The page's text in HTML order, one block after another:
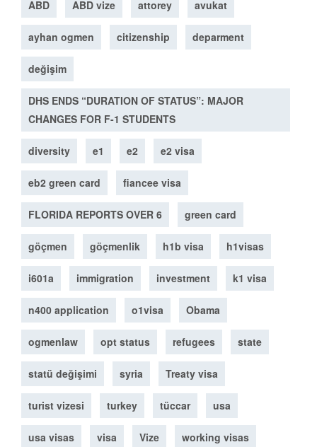
ABD ABD vize attorey avukat
ayhan ogmen citizenship deparment
değişim
DHS ENDS “DURATION OF STATUS”: MAJOR
CHANGES FOR F-1 STUDENTS
diversity e1 e2 e2 visa
eb2 green card fiancee visa
FLORIDA REPORTS OVER 6 green card
göçmen göçmenlik h1b visa h1visas
i601a immigration investment k1 visa
n400 application o1visa Obama
ogmenlaw opt status refugees state
statü değişimi syria Treaty visa
turist vizesi turkey tüccar usa
usa visas visa Vize working visas